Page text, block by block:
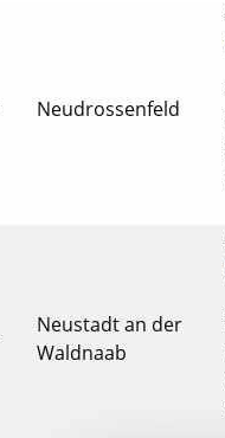
Neudrossenfeld
Neustadt an der
Waldnaab